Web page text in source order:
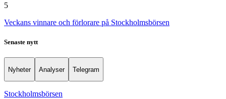
5
Veckans vinnare och förlorare på Stockholmsbörsen
Senaste nytt
Nyheter Analyser Telegram
Stockholmsbörsen